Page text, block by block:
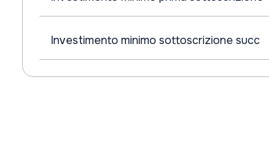
Investimento minimo sottoscrizione succ